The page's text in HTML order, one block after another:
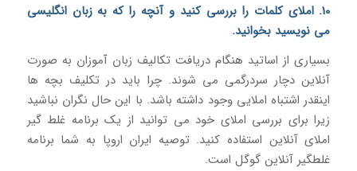
10. املای کلمات را بررسی کنید و آنچه را که به زبان انگلیسی
می نویسید بخوانید.
بسیاری از اساتید هنگام دریافت تکالیف زبان آموزان به صورت
آنلاین دچار سردرگمی می شوند. چرا باید در تکلیف بچه ها
اینقدر اشتباه املایی وجود داشته باشد. با این حال نگران نباشید
زیرا برای بررسی املای خود می توانید از یک برنامه غلط گیر
املای آنلاین استفاده کنید. توصیه ایران اروپا به شما برنامه
غلطگیر آنلاین گوگل است.